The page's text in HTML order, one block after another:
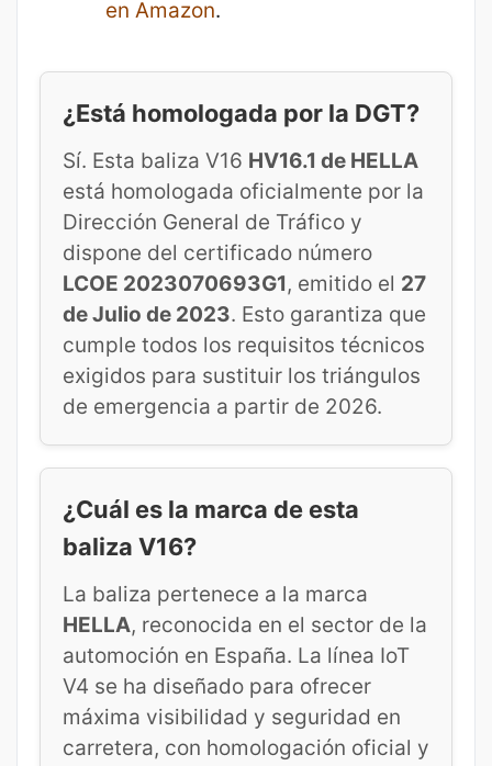
en Amazon.
¿Está homologada por la DGT?
Sí. Esta baliza V16 HV16.1 de HELLA
está homologada oficialmente por la
Dirección General de Tráfico y
dispone del certificado número
LCOE 2023070693G1, emitido el 27
de Julio de 2023. Esto garantiza que
cumple todos los requisitos técnicos
exigidos para sustituir los triángulos
de emergencia a partir de 2026.
¿Cuál es la marca de esta
baliza V16?
La baliza pertenece a la marca
HELLA, reconocida en el sector de la
automoción en España. La línea IoT
V4 se ha diseñado para ofrecer
máxima visibilidad y seguridad en
carretera, con homologación oficial y